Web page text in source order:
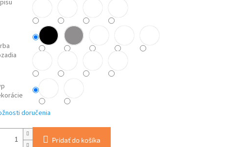
doručenia
Pridať do košíka